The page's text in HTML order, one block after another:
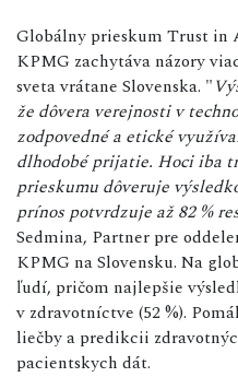
Globálny prieskum Trust in
KPMG zachytáva názory
sveta vrátane Slovenska. "
že dôvera verejnosti v
zodpovedné a etické
dlhodobé prijatie. Hoci iba
prieskumu dôveruje
prínos potvrdzuje až 82 %
Sedmina, Partner pre
KPMG na Slovensku. Na
ľudí, pričom najlepšie
v zdravotníctve (52 %).
liečby a predikcii
pacientskych dát.